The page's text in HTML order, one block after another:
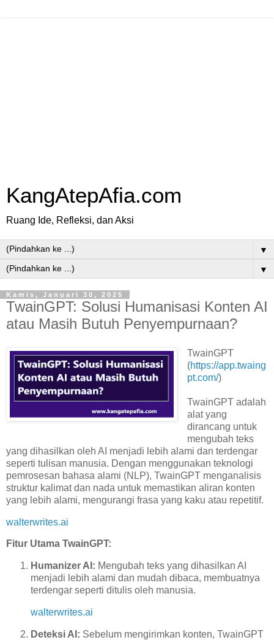
KangAtepAfia.com
Ruang Ide, Refleksi, dan Aksi
▼
▼
Kamis, Januari 30, 2025
TwainGPT: Solusi Humanisasi Konten AI
atau Masih Butuh Penyempurnaan?
TwainGPT
(https://app.twaing
pt.com/)
TwainGPT adalah
alat yang
dirancang untuk
mengubah teks
yang dihasilkan oleh AI menjadi lebih alami dan terdengar
seperti tulisan manusia. Dengan menggunakan teknologi
pemrosesan bahasa alami (NLP), TwainGPT menganalisis
struktur kalimat dan nada untuk memastikan aliran konten
yang lebih alami, mengurangi frasa yang kaku atau repetitif.
walterwrites.ai
Fitur Utama TwainGPT:
Humanizer AI: Mengubah teks yang dihasilkan AI
menjadi lebih alami dan mudah dibaca, membuatnya
terdengar seperti ditulis oleh manusia.
walterwrites.ai
Deteksi AI: Sebelum mengirimkan konten, TwainGPT